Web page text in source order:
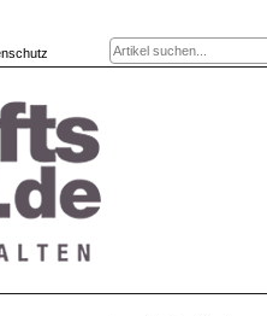
Suchformular